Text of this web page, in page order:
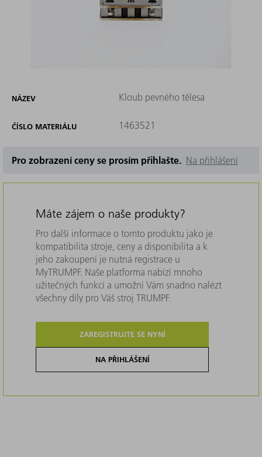
NÁZEV Kloub pevného tělesa
ČÍSLO MATERIÁLU 1463521
Pro zobrazení ceny se prosím přihlašte. Na přihlášení
Máte zájem o naše produkty?
Pro další informace o tomto produktu jako je
kompatibilita stroje, ceny a disponibilita a k
jeho zakoupení je nutná registrace u
MyTRUMPF. Naše platforma nabízí mnoho
užitečných funkcí a umožní Vám snadno nalézt
všechny díly pro Váš stroj TRUMPF.
ZAREGISTRUJTE SE NYNÍ
NA PŘIHLÁŠENÍ